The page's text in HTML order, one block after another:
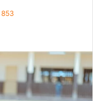
853